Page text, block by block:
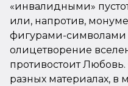
«инвалидными»
или, напротив,
фигурами-символами
олицетворение
противостоит Любовь.
разных материалах, в